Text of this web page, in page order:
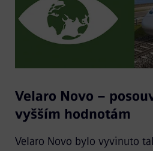
Velaro Novo –
vyšším hodnotám
Velaro Novo bylo vyvinuto